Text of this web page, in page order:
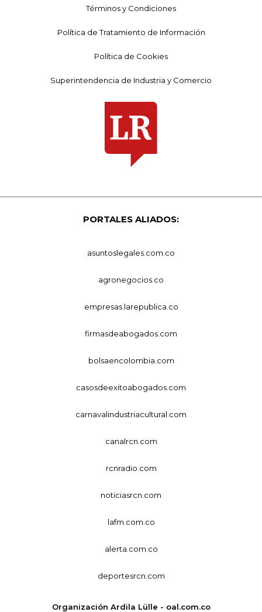
Términos y Condiciones
Política de Tratamiento de Información
Política de Cookies
Superintendencia de Industria y Comercio
PORTALES ALIADOS:
asuntoslegales.com.co
agronegocios.co
empresas.larepublica.co
firmasdeabogados.com
bolsaencolombia.com
casosdeexitoabogados.com
carnavalindustriacultural.com
canalrcn.com
rcnradio.com
noticiasrcn.com
lafm.com.co
alerta.com.co
deportesrcn.com
Organización Ardila Lülle - oal.com.co